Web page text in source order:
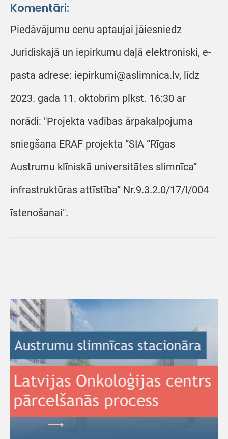
Komentāri:
Piedāvājumu cenu aptaujai jāiesniedz
Juridiskajā un iepirkumu daļā elektroniski, e-
pasta adrese: iepirkumi@aslimnica.lv, līdz
2023. gada 11. oktobrim plkst. 16:30 ar
norādi: "Projekta vadības ārpakalpojuma
sniegšana ERAF projekta “SIA “Rīgas
Austrumu klīniskā universitātes slimnīca”
infrastruktūras attīstība” Nr.9.3.2.0/17/I/004
īstenošanai".